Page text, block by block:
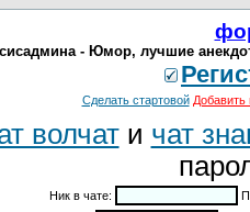
- Юмор, лучшие
Сделать стартовой Добавить
волчати чат
Ник в чате: